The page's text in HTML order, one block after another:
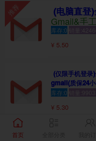
(电脑直登
Gmail&手
库存:0 销量
¥ 5.50
(仅限手机登
gmail(质保24
库存:0 销量
¥ 5.30
首页